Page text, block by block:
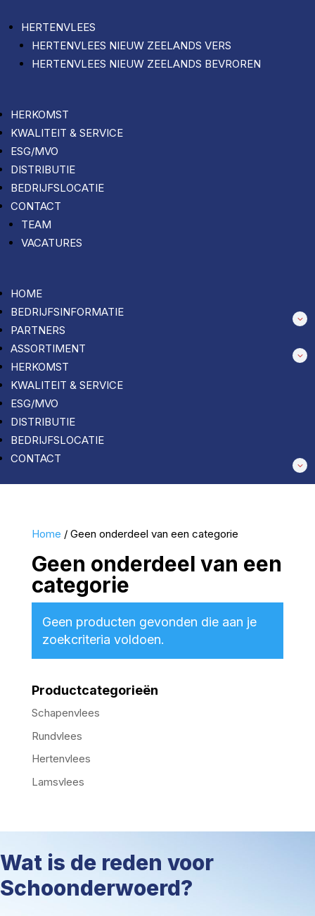
HERTENVLEES
HERTENVLEES NIEUW ZEELANDS VERS
HERTENVLEES NIEUW ZEELANDS BEVROREN
HERKOMST
KWALITEIT & SERVICE
ESG/MVO
DISTRIBUTIE
BEDRIJFSLOCATIE
CONTACT
TEAM
VACATURES
HOME
BEDRIJFSINFORMATIE
PARTNERS
ASSORTIMENT
HERKOMST
KWALITEIT & SERVICE
ESG/MVO
DISTRIBUTIE
BEDRIJFSLOCATIE
CONTACT
Home / Geen onderdeel van een categorie
Geen onderdeel van een
categorie
Geen producten gevonden die aan je
zoekcriteria voldoen.
Productcategorieën
Schapenvlees
Rundvlees
Hertenvlees
Lamsvlees
Wat is de reden voor
Schoonderwoerd?